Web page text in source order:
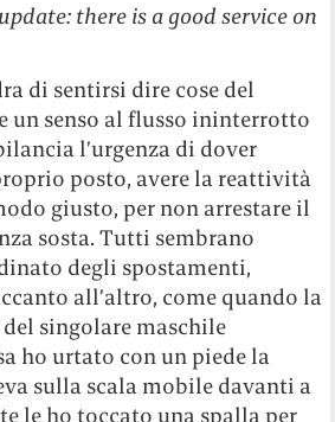
there is a good service on
di sentirsi dire cose del
un senso al flusso ininterrotto
l’urgenza di dover
posto, avere la reattività
giusto, per non arrestare il
sosta. Tutti sembrano
degli spostamenti,
all’altro, come quando la
singolare maschile
ho urtato con un piede la
sulla scala mobile davanti a
le ho toccato una spalla per